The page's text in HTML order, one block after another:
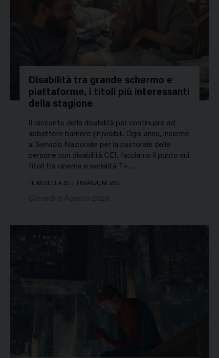
Disabilità tra grande schermo e
piattaforme, i titoli più interessanti
della stagione
Il racconto della disabilità per continuare ad
abbattere barriere (in)visibili. Ogni anno, insieme
al Servizio Nazionale per la pastorale delle
persone con disabilità CEI, facciamo il punto sui
titoli tra cinema e serialità Tv…
FILM DELLA SETTIMANA, NEWS